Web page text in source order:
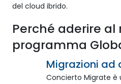
del cloud ibrido.
Perché aderire al
programma
Migrazioni ad
Concierto Migrate è